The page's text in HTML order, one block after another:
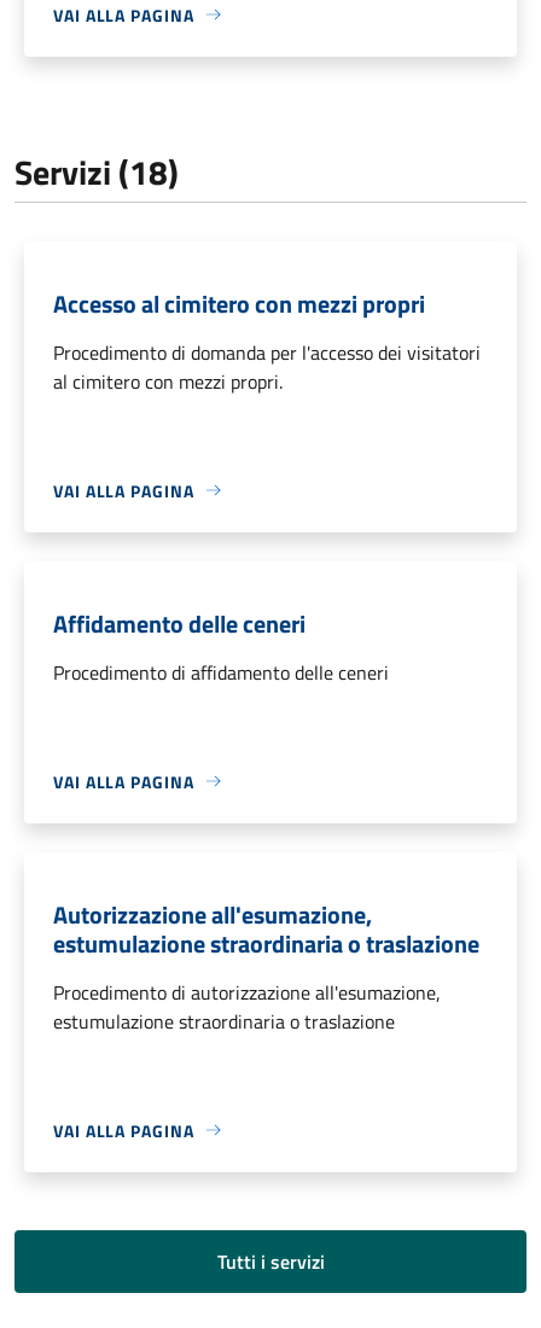
VAI ALLA PAGINA
Servizi (18)
Accesso al cimitero con mezzi propri
Procedimento di domanda per l'accesso dei visitatori
al cimitero con mezzi propri.
VAI ALLA PAGINA
Affidamento delle ceneri
Procedimento di affidamento delle ceneri
VAI ALLA PAGINA
Autorizzazione all'esumazione,
estumulazione straordinaria o traslazione
Procedimento di autorizzazione all'esumazione,
estumulazione straordinaria o traslazione
VAI ALLA PAGINA
Tutti i servizi